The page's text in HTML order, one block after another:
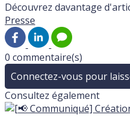
Découvrez davantage
Presse
0 commentaire(s)
Connectez-vous pour
Consultez également